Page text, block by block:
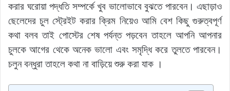
করার ঘরোয়া পদ্ধতি সম্পর্কে খুব ভালোভাবে বুঝতে পারবেন। এছাড়াও
ছেলেদের চুল স্ট্রেইট করার ক্রিম নিয়েও আমি বেশ কিছু গুরুত্বপূর্ণ
কথা বলব তাই পোস্টের শেষ পর্যন্ত পড়বেন তাহলে আপনি আপনার
চুলকে আগের থেকে অনেক ভালো এবং সমৃদ্ধি করে তুলতে পারবেন।
চলুন বন্ধুরা তাহলে কথা না বাড়িয়ে শুরু করা যাক ।